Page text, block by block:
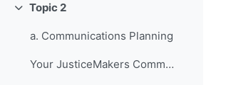
Replier
Topic 2
a. Communications Planning
Your JusticeMakers Communications Intern